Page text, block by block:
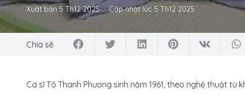
Xuất bản 5 Th12 2025 Cập nhật lúc 5 Th12 2025
Chia sẽ
Ca sĩ Tô Thanh Phương sinh năm 1961, theo nghệ thuật